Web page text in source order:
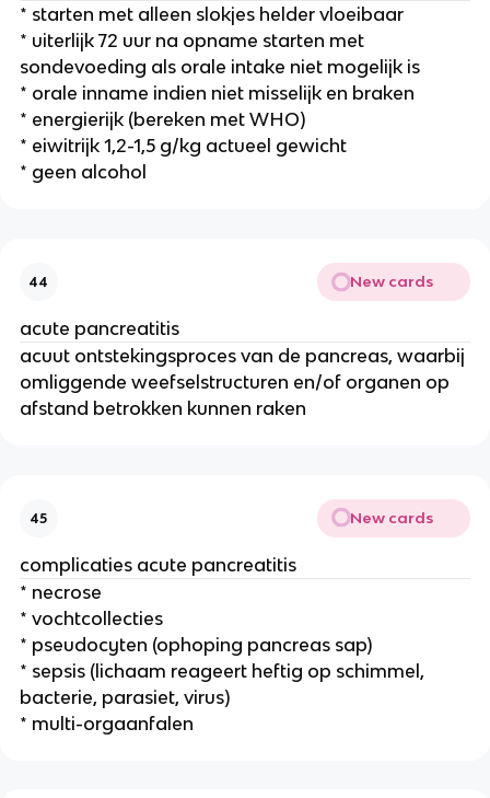
* starten met alleen slokjes helder vloeibaar
* uiterlijk 72 uur na opname starten met
sondevoeding als orale intake niet mogelijk is
* orale inname indien niet misselijk en braken
* energierijk (bereken met WHO)
* eiwitrijk 1,2-1,5 g/kg actueel gewicht
* geen alcohol
44 New cards
acute pancreatitis
acuut ontstekingsproces van de pancreas, waarbij
omliggende weefselstructuren en/of organen op
afstand betrokken kunnen raken
45 New cards
complicaties acute pancreatitis
* necrose
* vochtcollecties
* pseudocyten (ophoping pancreas sap)
* sepsis (lichaam reageert heftig op schimmel,
bacterie, parasiet, virus)
* multi-orgaanfalen